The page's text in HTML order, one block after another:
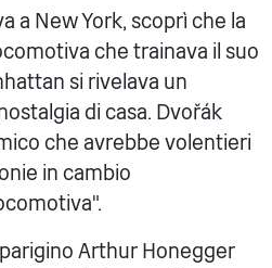
a New York, scoprì che la
che trainava il suo
si rivelava un
di casa. Dvořák
che avrebbe volentieri
in cambio
Arthur Honegger